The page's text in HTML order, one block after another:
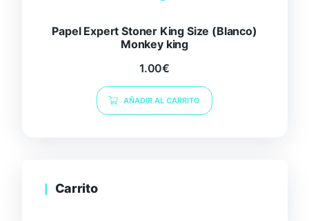
Papel Expert Stoner King Size (Blanco)
Monkey king
1.00€
AÑADIR AL CARRITO
Carrito